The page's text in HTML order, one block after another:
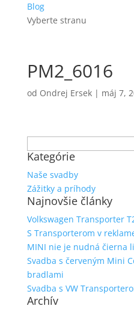
Blog
Vyberte stranu
PM2_6016
od Ondrej Ersek| máj 7,
Kategórie
Naše svadby
Zážitky a príhody
Najnovšie články
Volkswagen Transporter
S Transporterom v
MINI nie je nudná čierna
Svadba s červeným Mini
bradlami
Svadba s VW
Archív